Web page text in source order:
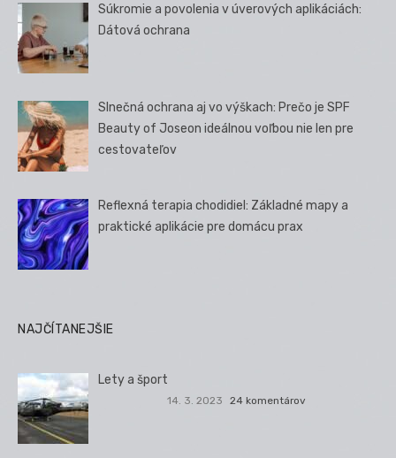
Súkromie a povolenia v úverových aplikáciách:
Dátová ochrana
Slnečná ochrana aj vo výškach: Prečo je SPF
Beauty of Joseon ideálnou voľbou nie len pre
cestovateľov
Reflexná terapia chodidiel: Základné mapy a
praktické aplikácie pre domácu prax
NAJČÍTANEJŠIE
Lety a šport
14. 3. 2023 24 komentárov